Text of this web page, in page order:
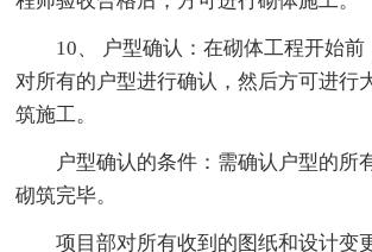
10、 户型确认：在砌体工程开始前
对所有的户型进行确认，然后方可进行
筑施工。
户型确认的条件：需确认户型的所
砌筑完毕。
项目部对所有收到的图纸和设计变更